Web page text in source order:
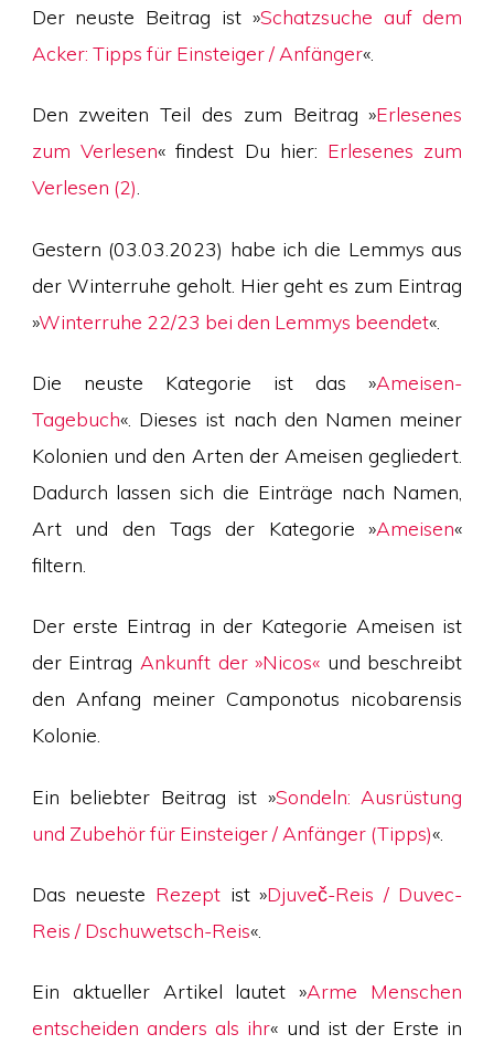
Der neuste Beitrag ist »Schatzsuche auf dem
Acker: Tipps für Einsteiger / Anfänger«.
Den zweiten Teil des zum Beitrag »Erlesenes
zum Verlesen« findest Du hier: Erlesenes zum
Verlesen (2)
Gestern (03.03.2023) habe ich die Lemmys aus
der Winterruhe geholt. Hier geht es zum Eintrag
»Winterruhe 22/23 bei den Lemmys beendet«.
Die neuste Kategorie ist das »Ameisen-
Tagebuch«. Dieses ist nach den Namen meiner
Kolonien und den Arten der Ameisen gegliedert.
Dadurch lassen sich die Einträge nach Namen,
Art und den Tags der Kategorie »Ameisen«
filtern.
Der erste Eintrag in der Kategorie Ameisen ist
der Eintrag Ankunft der »Nicos« und beschreibt
den Anfang meiner Camponotus nicobarensis
Kolonie.
Ein beliebter Beitrag ist »Sondeln: Ausrüstung
und Zubehör für Einsteiger / Anfänger (Tipps)«.
Das neueste Rezeptist »Djuveč-Reis / Duvec-
Reis / Dschuwetsch-Reis«.
Ein aktueller Artikel lautet »Arme Menschen
entscheiden anders als ihr« und ist der Erste in